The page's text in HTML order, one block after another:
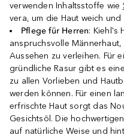
verwenden Inhaltsstoffe wie
vera, um die Haut weich
Pflege für Herren: Kiehl's
anspruchsvolle
Aussehen zu verleihen. Für
gründliche Rasur gibt es
zu allen Vorlieben und
werden können. Für einen
erfrischte Haut sorgt das
Gesichtsöl. Die
auf natürliche Weise und